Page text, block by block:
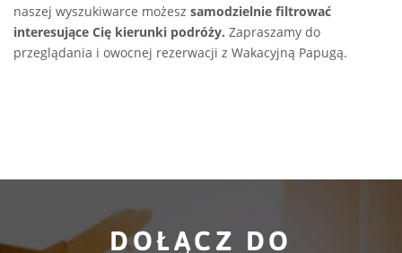
naszej wyszukiwarce możesz samodzielnie filtrować
interesujące Cię kierunki podróży. Zapraszamy do
przeglądania i owocnej rezerwacji z Wakacyjną Papugą.
DOŁĄCZ DO